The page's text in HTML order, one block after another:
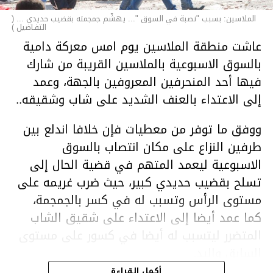
الملاسين: بسبب "نصبة في السوق "... يهشّم جمجمته بقضيب حديدي ... (
التفـاصيل )
عاشت منطقة الملاسين يوم امس معركة دامية
بالسوق الاسبوعية بالملاسين القريبة من شارك
فيها أحد المنحرفين المعروفين بالجهة، وعمد
إلى الاعتداء بالعنف الشديد على شاب وشقيقه..
ووفق ما توفر من معطيات فإن خلافا اندلع بين
طرفين النزاع على مكان انتصاب بالسوق
الاسبوعية ليعمد المتهم في قضية الحال إلى
تسلح بقضيب حديدي كبير، حيث ضرب غريمه على
مستوى الرأس وتسبب له في كسر بالجمجمة،
كما عمد أيضا إلى الاعتداء على شقيق الشاب
المتضرر ليتسبب له أيضا في كسور على مستوى